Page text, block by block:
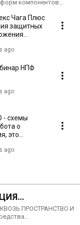
форм компонентов
синергия
Чага Плюс
защитных
ago
ago
- схемы
о
это
ago
и средства
ПРОСТРАНСТВО И